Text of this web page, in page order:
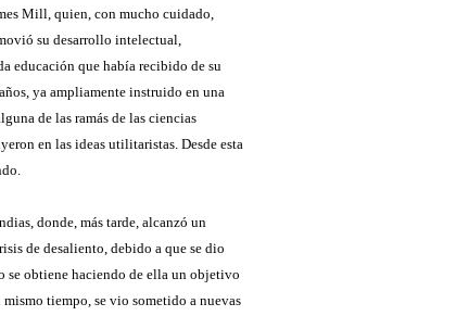
Mill, quien, con mucho cuidado,
su desarrollo intelectual,
educación que había recibido de su
ya ampliamente instruido en una
de las ramás de las ciencias
en las ideas utilitaristas. Desde esta
donde, más tarde, alcanzó un
de desaliento, debido a que se dio
se obtiene haciendo de ella un objetivo
tiempo, se vio sometido a nuevas